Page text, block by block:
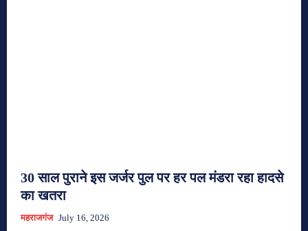
30 साल पुराने इस जर्जर पुल पर हर पल मंडरा रहा हादसे
का खतरा
महराजगंज July 16, 2026